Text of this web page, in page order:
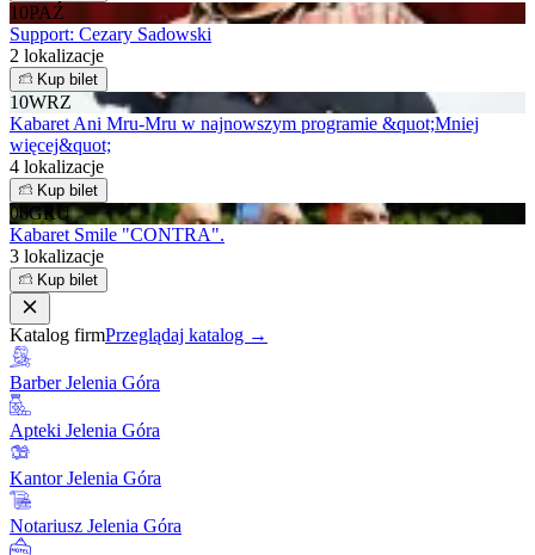
10PAŹ
Support: Cezary Sadowski
2 lokalizacje
Kup bilet
10WRZ
Kabaret Ani Mru-Mru w najnowszym programie &quot;Mniej
więcej&quot;
4 lokalizacje
Kup bilet
06GRU
Kabaret Smile "CONTRA".
3 lokalizacje
Kup bilet
Katalog firmPrzeglądaj katalog →
Barber Jelenia Góra
Apteki Jelenia Góra
Kantor Jelenia Góra
Notariusz Jelenia Góra